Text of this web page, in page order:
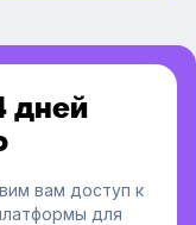
дней
вам доступ к
для